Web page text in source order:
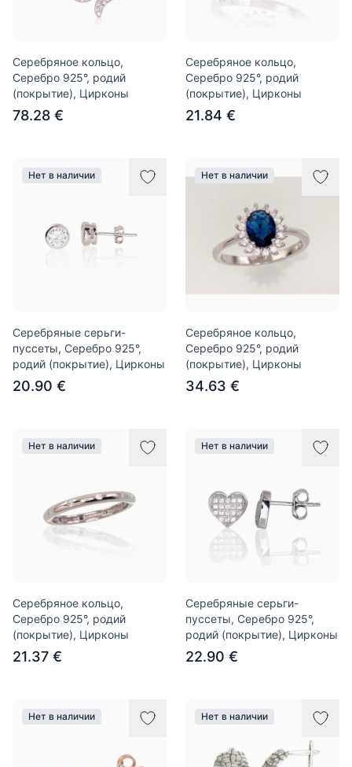
Серебряное кольцо,
Серебро 925°, родий
(покрытие), Цирконы
78.28 €
Серебряное кольцо,
Серебро 925°, родий
(покрытие), Цирконы
21.84 €
Нет в наличии
Серебряные серьги-
пуссеты, Серебро 925°,
родий (покрытие), Цирконы
20.90 €
Нет в наличии
Серебряное кольцо,
Серебро 925°, родий
(покрытие), Цирконы
34.63 €
Нет в наличии
Серебряное кольцо,
Серебро 925°, родий
(покрытие), Цирконы
21.37 €
Нет в наличии
Серебряные серьги-
пуссеты, Серебро 925°,
родий (покрытие), Цирконы
22.90 €
Нет в наличии Нет в наличии